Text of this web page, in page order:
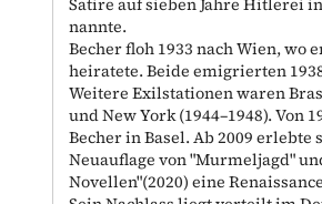
Satire auf sieben Jahre Hitlerei
nannte.
Becher floh 1933 nach Wien, wo
heiratete. Beide emigrierten
Weitere Exilstationen waren
und New York (1944–1948). Von
Becher in Basel. Ab 2009 erlebte
Neuauflage von "Murmeljagd"
Novellen"(2020) eine